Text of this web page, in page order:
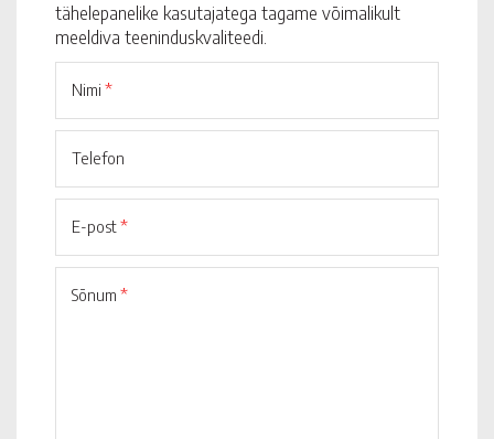
tähelepanelike kasutajatega tagame võimalikult
meeldiva teeninduskvaliteedi.
Nimi *
Telefon
E-post*
Sõnum *